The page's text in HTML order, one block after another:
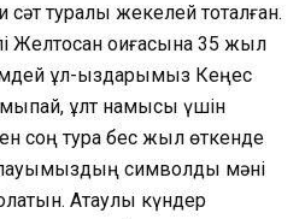
сәт туралы жекелей тоқталған.
оқиғасына 35 жыл
ұл-қыздарымыз Кеңес
ұлт намысы үшін
соң тура бес жыл өткенде
символдық мәні
Атаулы күндер